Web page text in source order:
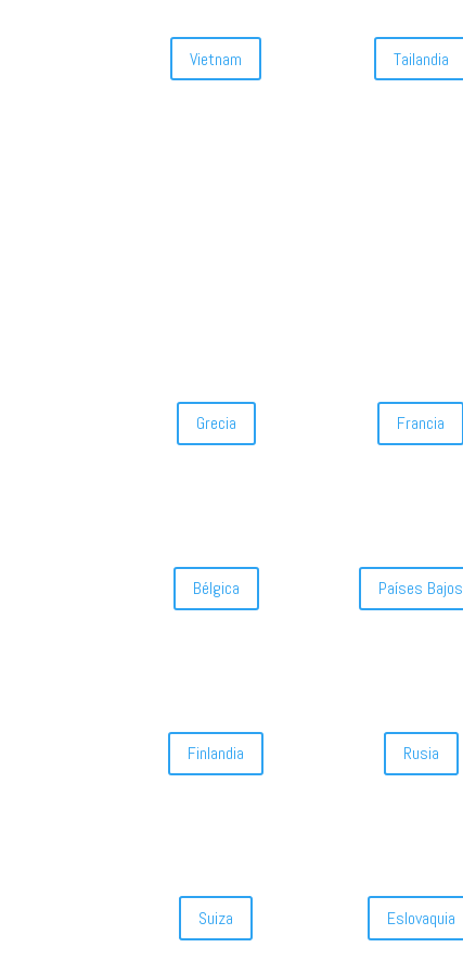
Vietnam Tailandia
Grecia Francia
Bélgica Países Bajos
Finlandia Rusia
Suiza Eslovaquia